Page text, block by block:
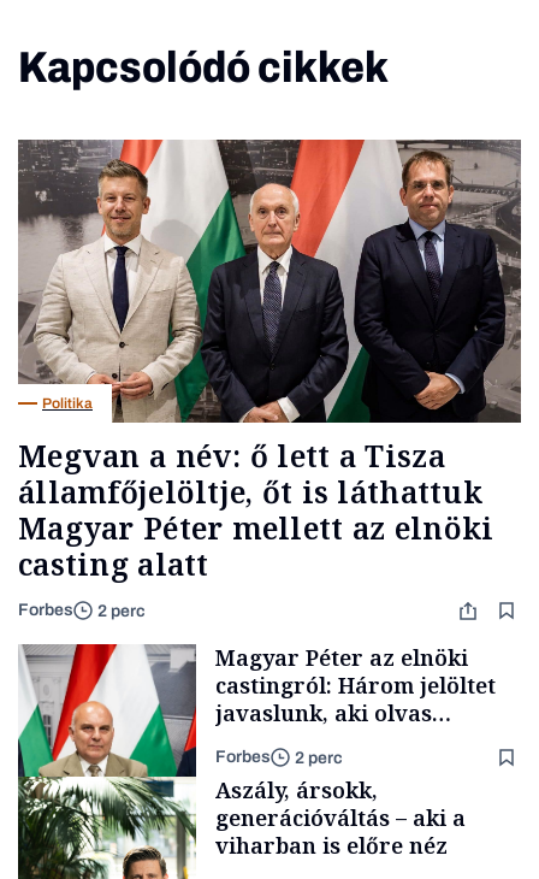
Kapcsolódó cikkek
Politika
Megvan a név: ő lett a Tisza
államfőjelöltje, őt is láthattuk
Magyar Péter mellett az elnöki
casting alatt
Forbes 2 perc
Magyar Péter az elnöki
castingról: Három jelöltet
javaslunk, aki olvas
híreket, nem fog
meglepődni
Forbes 2 perc
Aszály, ársokk,
generációváltás – aki a
viharban is előre néz